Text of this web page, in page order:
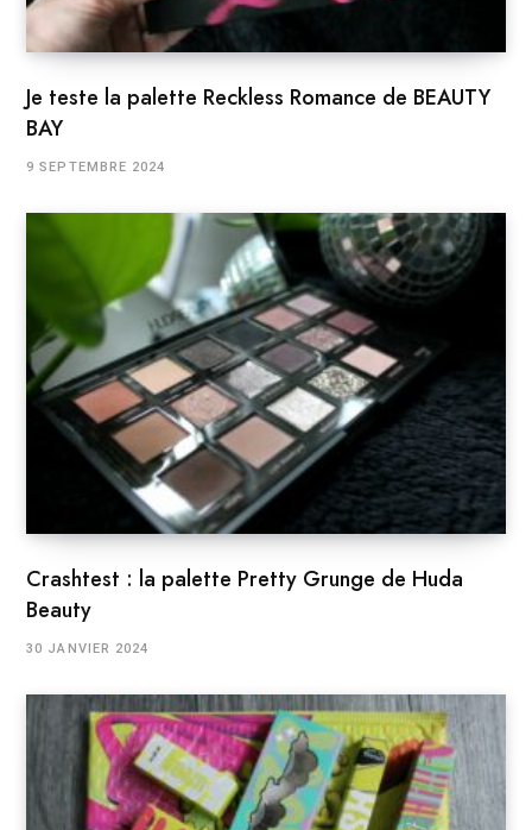
Je teste la palette Reckless Romance de BEAUTY
BAY
9 SEPTEMBRE 2024
Crashtest : la palette Pretty Grunge de Huda
Beauty
30 JANVIER 2024